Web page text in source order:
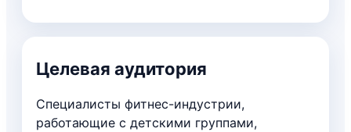
Целевая аудитория
Специалисты фитнес-индустрии,
работающие с детскими группами,